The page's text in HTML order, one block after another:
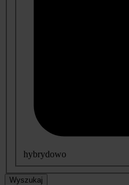
hybrydowo
Wyszukaj